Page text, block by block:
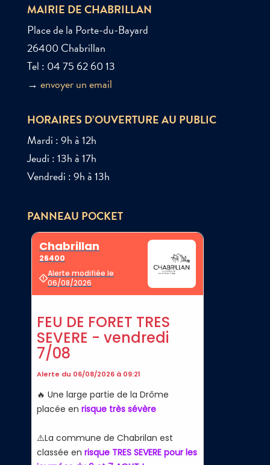
MAIRIE DE CHABRILLAN
Place de la Porte-du-Bayard
26400 Chabrillan
Tel : 04 75 62 60 13
→ envoyer un email
HORAIRES D’OUVERTURE AU PUBLIC
Mardi : 9h à 12h
Jeudi : 13h à 17h
Vendredi : 9h à 13h
PANNEAU POCKET